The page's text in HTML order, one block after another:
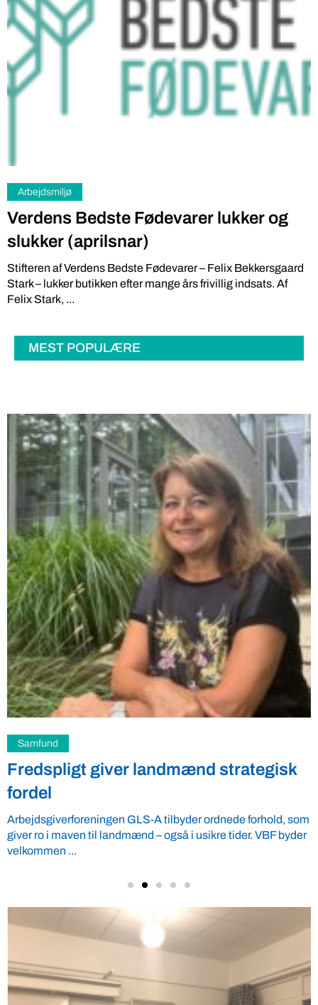
Arbejdsmiljø
Verdens Bedste Fødevarer lukker og
slukker (aprilsnar)
Stifteren af Verdens Bedste Fødevarer – Felix Bekkersgaard
Stark – lukker butikken efter mange års frivillig indsats. Af
Felix Stark, ...
MEST POPULÆRE
Samfund
Fredspligt giver landmænd strategisk
fordel
Arbejdsgiverforeningen GLS-A tilbyder ordnede forhold, som
giver ro i maven til landmænd – også i usikre tider. VBF byder
velkommen ...